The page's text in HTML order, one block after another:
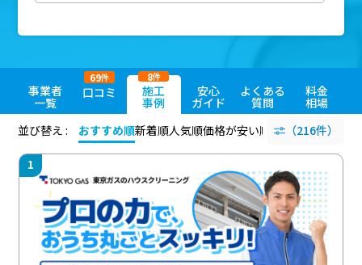
事業者
一覧
口コミ
69件
施工
事例
8件
安心
ガイド
よくある
質問
料金
相場
並び替え :
おすすめ順新着順人気順価格が安い順 評価が高い順
（216件）
1